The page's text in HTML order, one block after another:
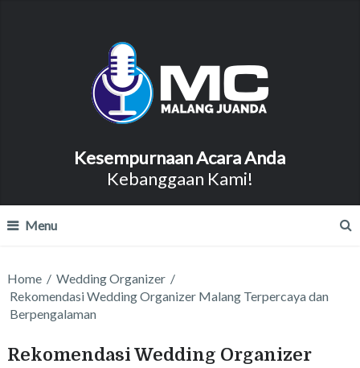
Kesempurnaan Acara Anda
Kebanggaan Kami!
Menu
Home / Wedding Organizer /
Rekomendasi Wedding Organizer Malang Terpercaya dan
Berpengalaman
Rekomendasi Wedding Organizer